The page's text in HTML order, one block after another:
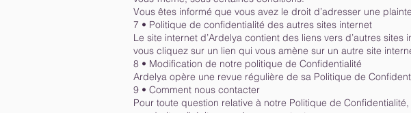
Vous êtes informé que vous avez le droit d’adresser une
7 • Politique de confidentialité des autres sites internet
Le site internet d’Ardelya contient des liens vers d’autres
vous cliquez sur un lien qui vous amène sur un autre site
8 • Modification de notre politique de Confidentialité
Ardelya opère une revue régulière de sa Politique de
9 • Comment nous contacter
Pour toute question relative à notre Politique de